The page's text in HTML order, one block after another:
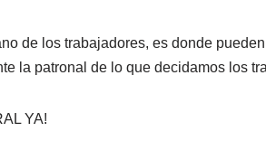
de los trabajadores, es donde
la patronal de lo que decidamos los
YA!